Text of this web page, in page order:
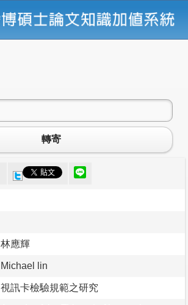
轉寄
林應輝
Michael lin
視訊卡檢驗規範之研究